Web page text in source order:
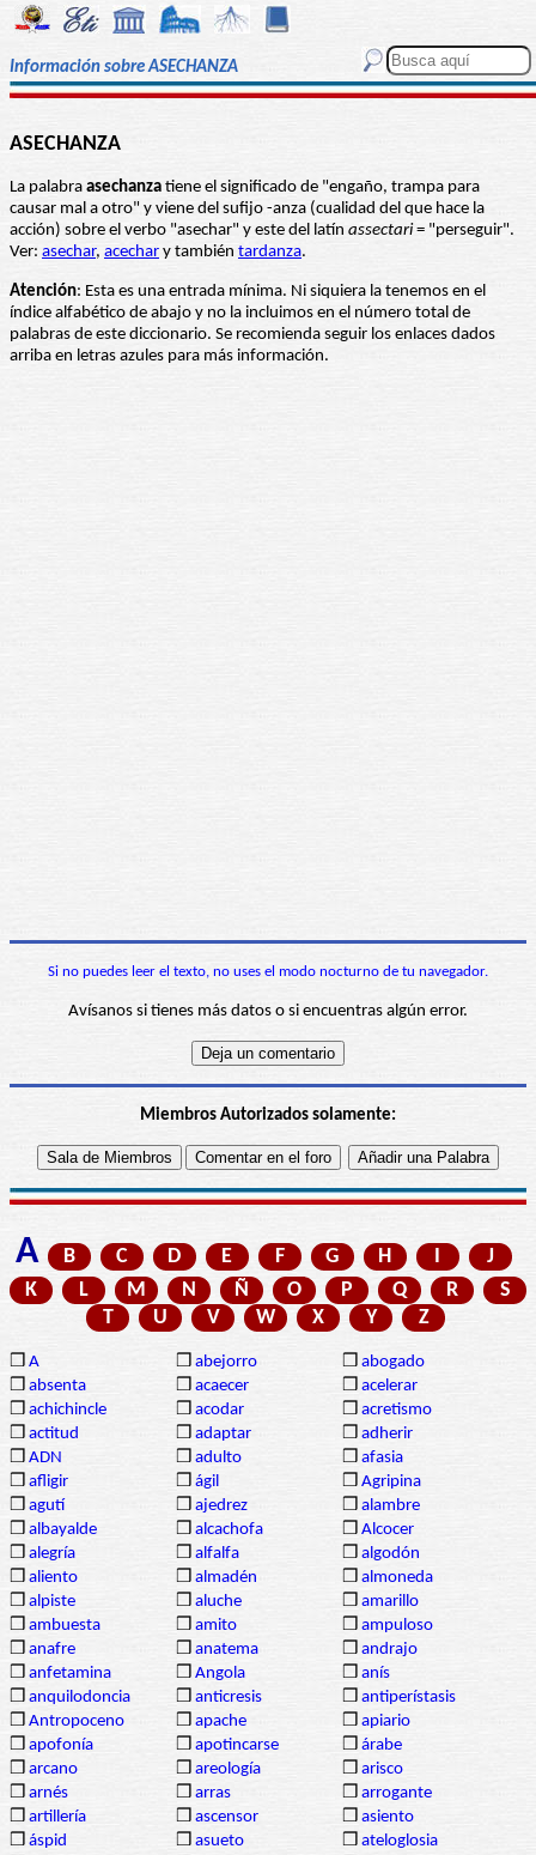
Información sobre ASECHANZA
ASECHANZA
La palabra asechanza tiene el significado de "engaño, trampa para
causar mal a otro" y viene del sufijo -anza (cualidad del que hace la
acción) sobre el verbo "asechar" y este del latín assectari= "perseguir".
Ver: asechar, acechar y también tardanza.
Atención: Esta es una entrada mínima. Ni siquiera la tenemos en el
índice alfabético de abajo y no la incluimos en el número total de
palabras de este diccionario. Se recomienda seguir los enlaces dados
arriba en letras azules para más información.
Si no puedes leer el texto, no uses el modo nocturno de tu navegador.
Avísanos si tienes más datos o si encuentras algún error.
Miembros Autorizados solamente:
A B C D E F G H I
J
K
L M N Ñ O P Q R
S
T
U V W X Y Z
❒ A ❒ abejorro ❒ abogado
❒ absenta ❒ acaecer ❒ acelerar
❒ achichincle ❒ acodar ❒ acretismo
❒ actitud ❒ adaptar ❒ adherir
❒ ADN ❒ adulto ❒ afasia
❒ afligir ❒ ágil ❒ Agripina
❒ agutí ❒ ajedrez ❒ alambre
❒ albayalde ❒ alcachofa ❒ Alcocer
❒ alegría ❒ alfalfa ❒ algodón
❒ aliento ❒ almadén ❒ almoneda
❒ alpiste ❒ aluche ❒ amarillo
❒ ambuesta ❒ amito ❒ ampuloso
❒ anafre ❒ anatema ❒ andrajo
❒ anfetamina ❒ Angola ❒ anís
❒ anquilodoncia ❒ anticresis ❒ antiperístasis
❒ Antropoceno ❒ apache ❒ apiario
❒ apofonía ❒ apotincarse ❒ árabe
❒ arcano ❒ areología ❒ arisco
❒ arnés ❒ arras ❒ arrogante
❒ artillería ❒ ascensor ❒ asiento
❒ áspid ❒ asueto ❒ ateloglosia